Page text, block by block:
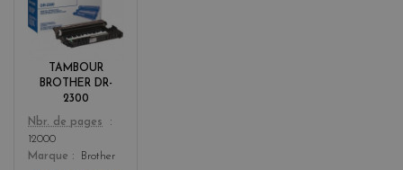
TAMBOUR
BROTHER DR-
2300
Color
a
c
Nbr. de pages
12000
Marque
Brother